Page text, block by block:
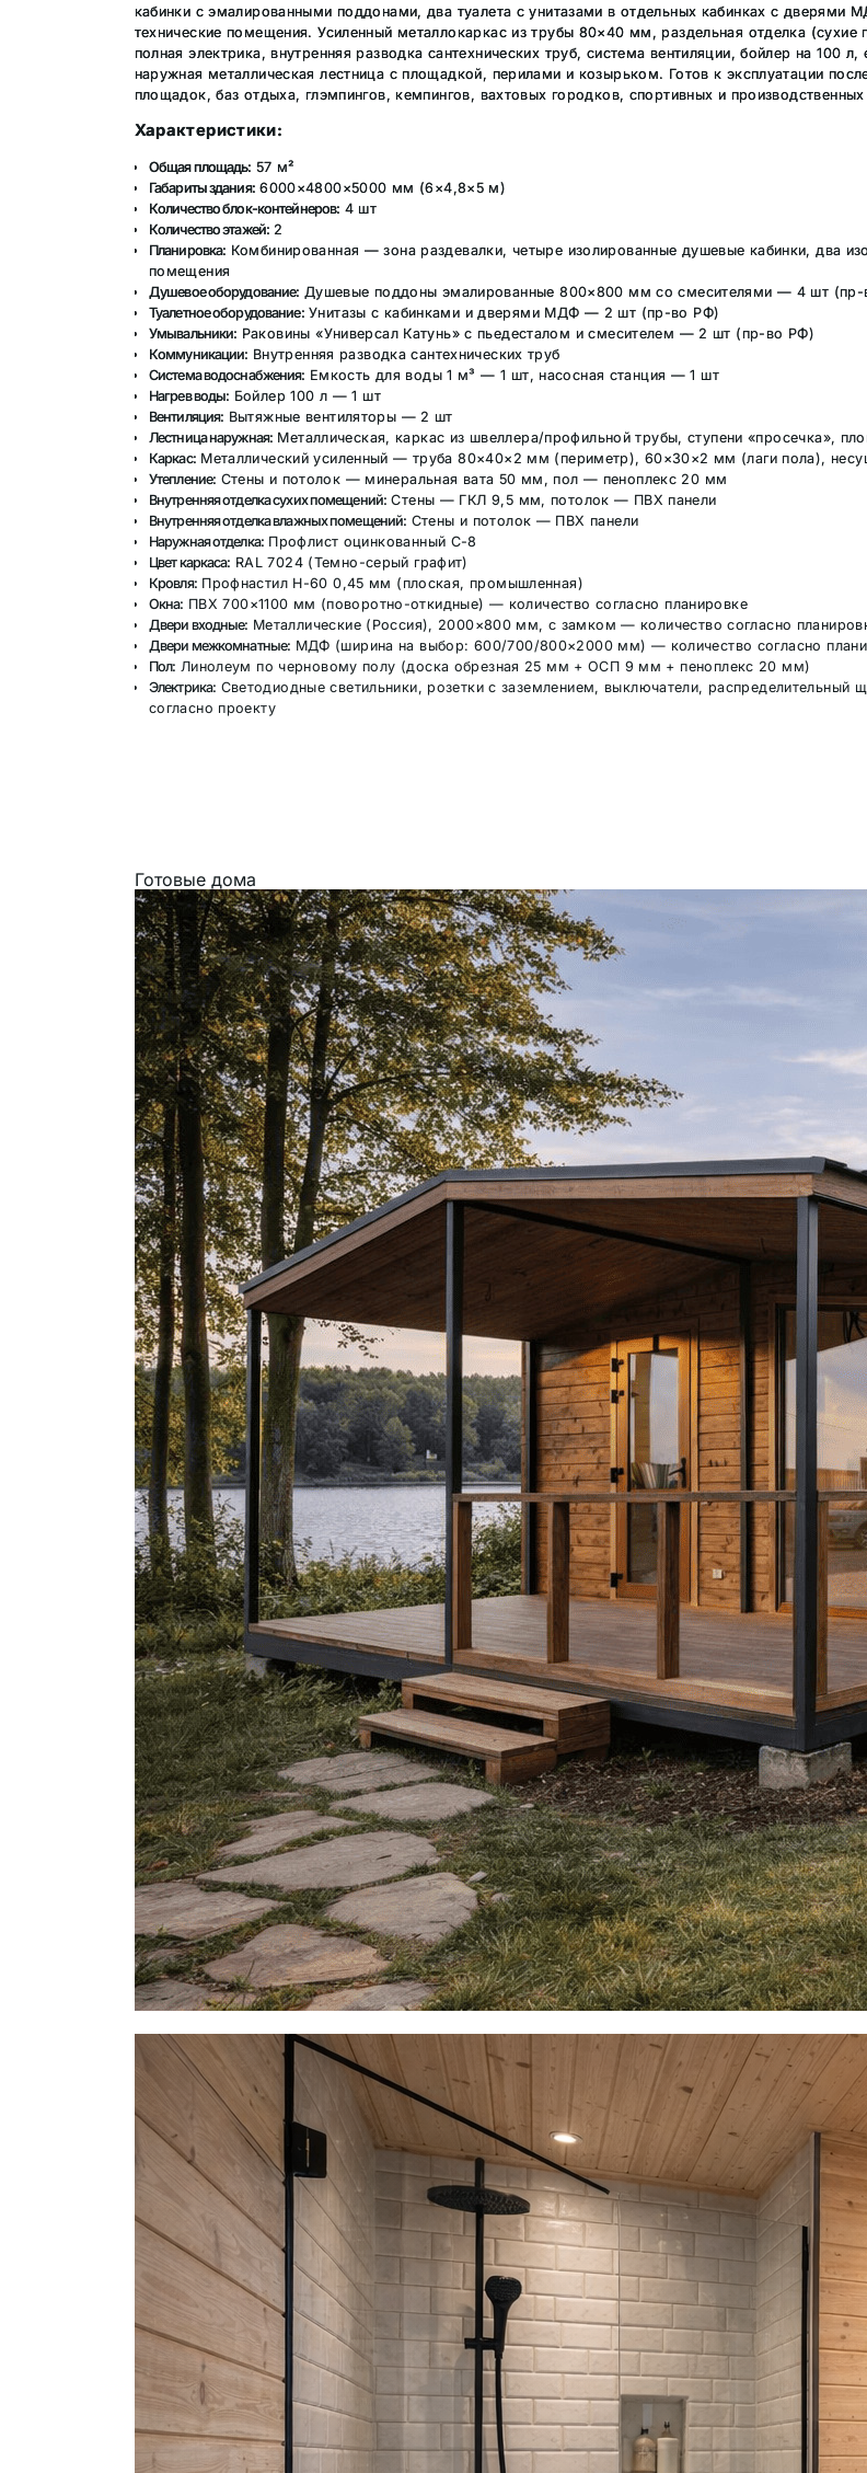
кабинки с эмалированными поддонами, два туалета с унитазами в отдельных кабинках с дверями
технические помещения. Усиленный металлокаркас из трубы 80×40 мм, раздельная отделка
полная электрика, внутренняя разводка сантехнических труб, система вентиляции, бойлер на 100
наружная металлическая лестница с площадкой, перилами и козырьком. Готов к эксплуатации
площадок, баз отдыха, глэмпингов, кемпингов, вахтовых городков, спортивных и
Характеристики:
Общая площадь: 57 м²
Габариты здания:6000×4800×5000 мм (6×4,8×5 м)
Количество блок-контейнеров: 4 шт
Количество этажей: 2
Планировка: Комбинированная — зона раздевалки, четыре изолированные душевые кабинки, два
помещения
Душевое оборудование: Душевые поддоны эмалированные 800×800 мм со смесителями — 4 шт
Туалетное оборудование:Унитазы с кабинками и дверями МДФ — 2 шт (пр-во РФ)
Умывальники: Раковины «Универсал Катунь» с пьедесталом и смесителем — 2 шт (пр-во РФ)
Коммуникации: Внутренняя разводка сантехнических труб
Система водоснабжения: Емкость для воды 1 м³ — 1 шт, насосная станция — 1 шт
Нагрев воды: Бойлер 100 л — 1 шт
Вентиляция: Вытяжные вентиляторы — 2 шт
Лестница наружная: Металлическая, каркас из швеллера/профильной трубы, ступени «просечка»,
Каркас:Металлический усиленный — труба 80×40×2 мм (периметр), 60×30×2 мм (лаги пола),
Утепление: Стены и потолок — минеральная вата 50 мм, пол — пеноплекс 20 мм
Внутренняя отделка сухих помещений: Стены — ГКЛ 9,5 мм, потолок — ПВХ панели
Внутренняя отделка влажных помещений: Стены и потолок — ПВХ панели
Наружная отделка:Профлист оцинкованный С-8
Цвет каркаса: RAL 7024 (Темно-серый графит)
Кровля:Профнастил Н-60 0,45 мм (плоская, промышленная)
Окна: ПВХ 700×1100 мм (поворотно-откидные) — количество согласно планировке
Двери входные: Металлические (Россия), 2000×800 мм, с замком — количество согласно
Двери межкомнатные: МДФ (ширина на выбор: 600/700/800×2000 мм) — количество согласно
Пол: Линолеум по черновому полу (доска обрезная 25 мм + ОСП 9 мм + пеноплекс 20 мм)
Электрика: Светодиодные светильники, розетки с заземлением, выключатели,
согласно проекту
Готовые дома